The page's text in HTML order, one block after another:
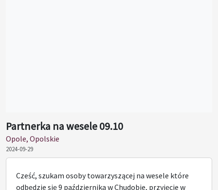
Partnerka na wesele 09.10
Opole, Opolskie
2024-09-29
Cześć, szukam osoby towarzyszącej na wesele które
odbędzie się 9 października w Chudobie, przyjęcie w